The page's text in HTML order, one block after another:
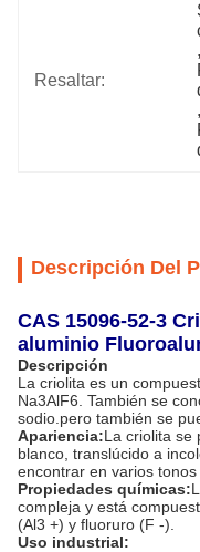
Resaltar:
,
,
Descripción Del
CAS 15096-52-3
aluminio
Descripción
La criolita es un
Na3AlF6. También se
sodio.pero también se
Apariencia:La criolita se
blanco, translúcido a
encontrar en varios
Propiedades químicas:
compleja y está
(Al3 +) y fluoruro (F -).
Uso industrial: